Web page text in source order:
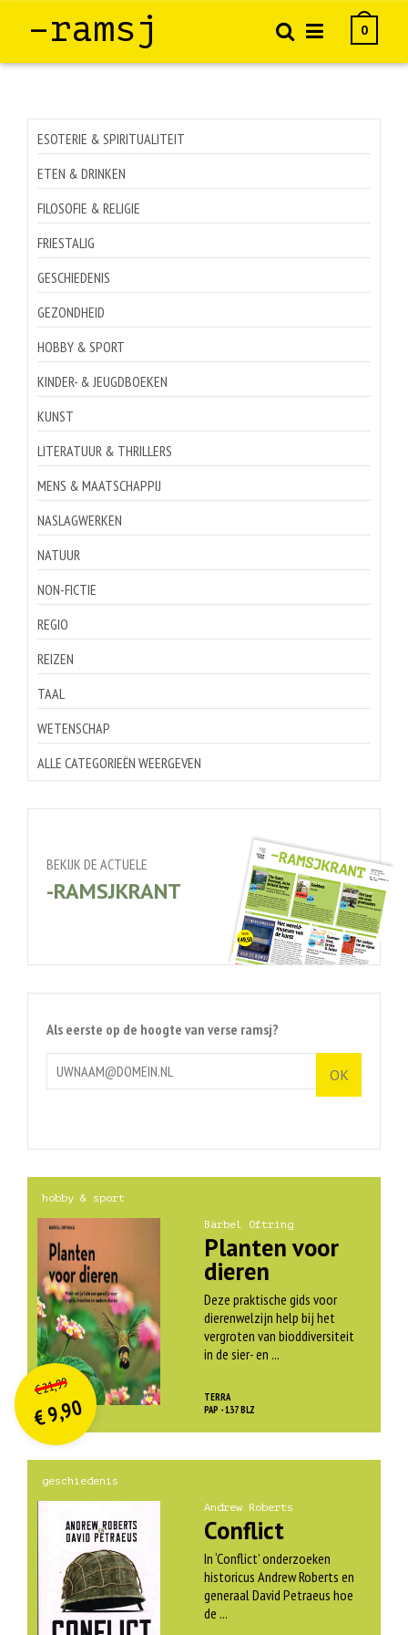
–ramsj 0
ESOTERIE & SPIRITUALITEIT
ETEN & DRINKEN
FILOSOFIE & RELIGIE
FRIESTALIG
GESCHIEDENIS
GEZONDHEID
HOBBY & SPORT
KINDER- & JEUGDBOEKEN
KUNST
LITERATUUR & THRILLERS
MENS & MAATSCHAPPIJ
NASLAGWERKEN
NATUUR
NON-FICTIE
REGIO
REIZEN
TAAL
WETENSCHAP
ALLE CATEGORIEËN WEERGEVEN
BEKIJK DE ACTUELE
-RAMSJKRANT
Als eerste op de hoogte van verse ramsj?
hobby & sport
Bärbel Oftring
Planten voor
dieren
Deze praktische gids voor
dierenwelzijn help bij het
vergroten van bioddiversiteit
in de sier- en ...
TERRA
PAP - 137 BLZ
€21,99O
orspr
onkelijke
prijs
was:
€ 21,99.
€9,90
Huidige
prijs
is:
€ 9,90.
geschiedenis
Andrew Roberts
Conflict
In ‘Conflict’ onderzoeken
historicus Andrew Roberts en
generaal David Petraeus hoe
de ...